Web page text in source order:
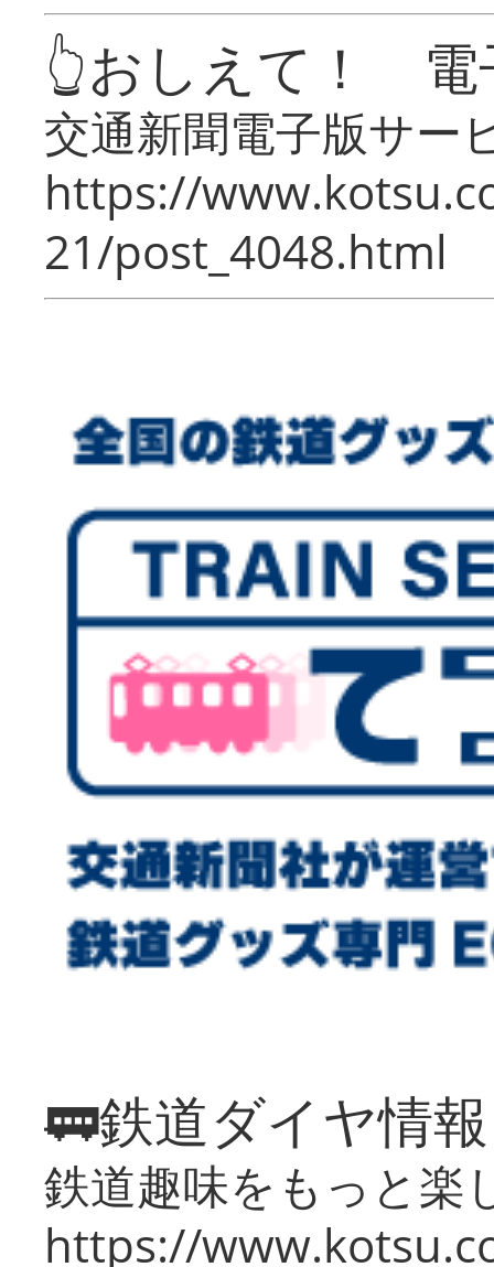
👆おしえて！ 電
交通新聞電子版サー
https://
21/post_4048.html
🚃鉄道ダイヤ情
鉄道趣味をもっと楽
https://